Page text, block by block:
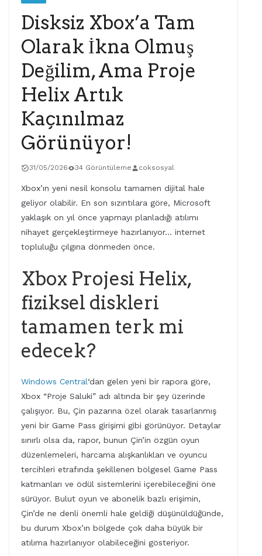
Disksiz Xbox’a Tam
Olarak İkna Olmuş
Değilim, Ama Proje
Helix Artık
Kaçınılmaz
Görünüyor!
31/05/2026 34 Görüntüleme coksosyal
Xbox’ın yeni nesil konsolu tamamen dijital hale
geliyor olabilir. En son sızıntılara göre, Microsoft
yaklaşık on yıl önce yapmayı planladığı atılımı
nihayet gerçekleştirmeye hazırlanıyor… internet
topluluğu çılgına dönmeden önce.
Xbox Projesi Helix,
fiziksel diskleri
tamamen terk mi
edecek?
Windows Central‘dan gelen yeni bir rapora göre,
Xbox “Proje Saluki” adı altında bir şey üzerinde
çalışıyor. Bu, Çin pazarına özel olarak tasarlanmış
yeni bir Game Pass girişimi gibi görünüyor. Detaylar
sınırlı olsa da, rapor, bunun Çin’in özgün oyun
düzenlemeleri, harcama alışkanlıkları ve oyuncu
tercihleri etrafında şekillenen bölgesel Game Pass
katmanları ve ödül sistemlerini içerebileceğini öne
sürüyor. Bulut oyun ve abonelik bazlı erişimin,
Çin’de ne denli önemli hale geldiği düşünüldüğünde,
bu durum Xbox’ın bölgede çok daha büyük bir
atılıma hazırlanıyor olabileceğini gösteriyor.